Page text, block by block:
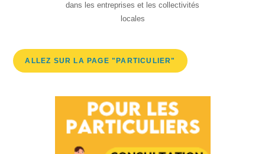
dans les entreprises et les collectivités
locales
ALLEZ SUR LA PAGE "PARTICULIER"